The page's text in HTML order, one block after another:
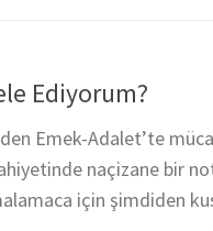
Ediyorum?
Emek-Adalet’te
naçizane bir
için şimdiden